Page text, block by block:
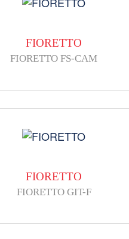
FIORETTO
FIORETTO FS-CAM
FIORETTO
FIORETTO GIT-F